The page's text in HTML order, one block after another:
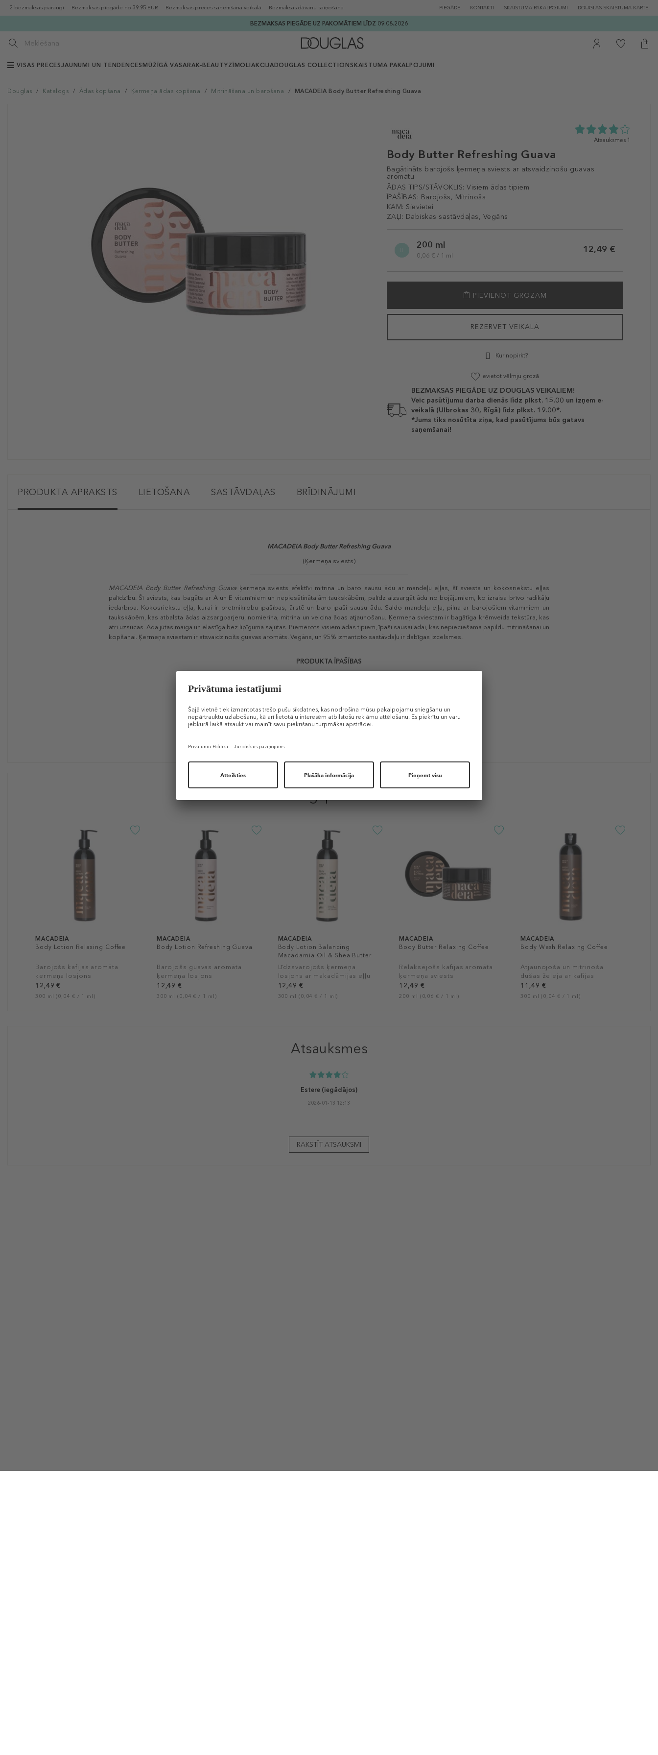
2 bezmaksas paraugi Bezmaksas piegāde no 39.95 EUR Bezmaksas preces saņemšana veikalā Bezmaksas dāvanu saiņošana PIEGĀDE KONTAKTI SKAISTUMA PAKALPOJUMI DOUGLAS SKAISTUMA KARTE
BEZMAKSAS PIEGĀDE UZ PAKOMĀTIEM LĪDZ 09.08.2026
VISAS PRECESJAUNUMI UN TENDENCES MŪŽĪGĀ VASARAK-BEAUTYZĪMOLIAKCIJADOUGLAS COLLECTION SKAISTUMA PAKALPOJUMI
Douglas / Katalogs / Ādas kopšana / Ķermeņa ādas kopšana / Mitrināšana un barošana / MACADEIA Body Butter Refreshing Guava
Body Butter Refreshing Guava
Bagātināts barojošs ķermeņa sviests ar atsvaidzinošu guavas
aromātu
ĀDAS TIPS/STĀVOKLIS: Visiem ādas tipiem
ĪPAŠĪBAS: Barojošs, Mitrinošs
KAM: Sievietei
ZAĻI: Dabiskas sastāvdaļas, Vegāns
4.0
no
Atsauksmes 1
variation200 ml
0,06 € / 1 ml
12,49 €
PIEVIENOT GROZAM
REZERVĒT VEIKALĀ
Kur nopirkt?
Ievietot vēlmju grozā
BEZMAKSAS PIEGĀDE UZ DOUGLAS VEIKALIEM!
Veic pasūtījumu darba dienās līdz plkst. 15.00 un izņem e-
veikalā (Ulbrokas 30, Rīgā) līdz plkst. 19.00*.
*Jums tiks nosūtīta ziņa, kad pasūtījums būs gatavs
saņemšanai!
PRODUKTA APRAKSTS LIETOŠANA SASTĀVDAĻAS BRĪDINĀJUMI
MACADEIA Body Butter Refreshing Guava
(Ķermeņa sviests)
MACADEIA Body Butter Refreshing Guava ķermeņa sviests efektīvi mitrina un baro sausu ādu ar mandeļu eļļas, šī sviesta un kokosriekstu eļļas
palīdzību. Šī sviests, kas bagāts ar A un E vitamīniem un nepiesātinātajām taukskābēm, palīdz aizsargāt ādu no bojājumiem, ko izraisa brīvo radikāļu
iedarbība. Kokosriekstu eļļa, kurai ir pretmikrobu īpašības, ārstē un baro īpaši sausu ādu. Saldo mandeļu eļļa, pilna ar barojošiem vitamīniem un
taukskābēm, kas atbalsta ādas aizsargbarjeru, nomierina, mitrina un veicina ādas atjaunošanu. Ķermeņa sviestam ir bagātīga krēmveida tekstūra, kas
ātri uzsūcas. Āda jūtas maiga un elastīga bez lipīguma sajūtas. Piemērots visiem ādas tipiem, īpaši sausai ādai, kas nepieciešama papildu mitrināšanai un
kopšanai. Ķermeņa sviestam ir atsvaidzinošs guavas aromāts. Vegāns, un 95% izmantoto sastāvdaļu ir dabīgas izcelsmes.
PRODUKTA ĪPAŠĪBAS
MACADEIA
Body Lotion Relaxing Coffee
Barojošs kafijas aromāta
ķermeņa losjons
12,49 €
300 ml (0,04 € / 1 ml)
MACADEIA
Body Lotion Refreshing Guava
Barojošs guavas aromāta
ķermeņa losjons
12,49 €
300 ml (0,04 € / 1 ml)
MACADEIA
Body Lotion Balancing
Macadamia Oil & Shea Butter
Līdzsvarojošs ķermeņa
losjons ar makadāmijas eļļu
un šī sviestu
12,49 €
300 ml (0,04 € / 1 ml)
MACADEIA
Body Butter Relaxing Coffee
Relaksējošs kafijas aromāta
ķermeņa sviests
12,49 €
200 ml (0,06 € / 1 ml)
MACADEIA
Body Wash Relaxing Coffee
Atjaunojoša un mitrinoša
dušas želeja ar kafijas
aromātu
11,49 €
300 ml (0,04 € / 1 ml)
Atsauksmes
Estere (iegādājos)
2026-01-13 12:13
RAKSTĪT ATSAUKSMI